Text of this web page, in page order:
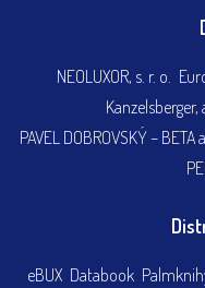
NEOLUXOR, s. r. o.
Kanzelsberger,
PAVEL DOBROVSKÝ – BETA
eBUX Databook